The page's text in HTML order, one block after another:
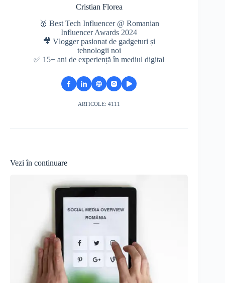
Cristian Florea
🥇 Best Tech Influencer @ Romanian
Influencer Awards 2024
🎥 Vlogger pasionat de gadgeturi și
tehnologii noi
✅ 15+ ani de experiență în mediul digital
ARTICOLE: 4111
Vezi în continuare